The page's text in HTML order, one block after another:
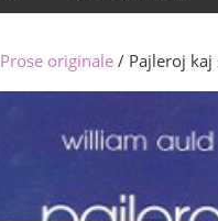
Prose originale / Pajleroj kaj